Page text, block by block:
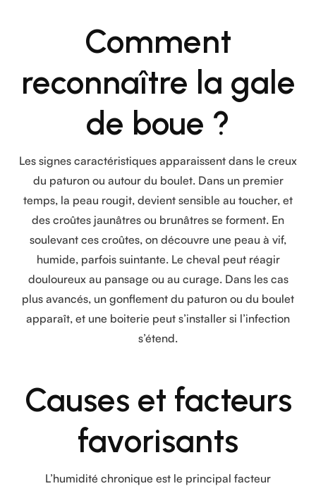
Comment
reconnaître la gale
de boue ?
Les signes caractéristiques apparaissent dans le creux
du paturon ou autour du boulet. Dans un premier
temps, la peau rougit, devient sensible au toucher, et
des croûtes jaunâtres ou brunâtres se forment. En
soulevant ces croûtes, on découvre une peau à vif,
humide, parfois suintante. Le cheval peut réagir
douloureux au pansage ou au curage. Dans les cas
plus avancés, un gonflement du paturon ou du boulet
apparaît, et une boiterie peut s’installer si l’infection
s’étend.
Causes et facteurs
favorisants
L’humidité chronique est le principal facteur